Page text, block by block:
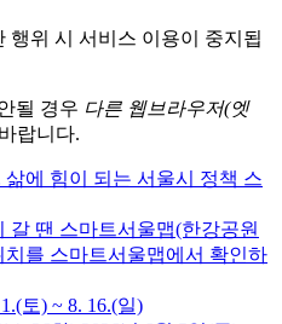
행위 시 서비스 이용이 중지됩
될 경우 다른 웹브라우저(엣
랍니다.